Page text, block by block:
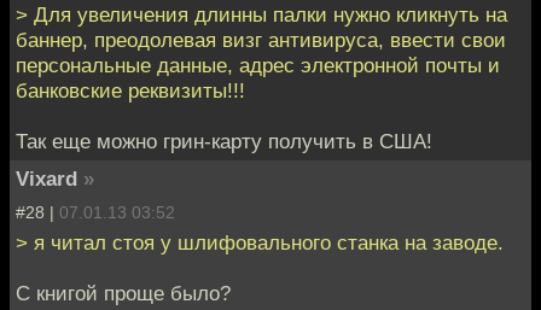
> Для увеличения длинны палки нужно кликнуть на
баннер, преодолевая визг антивируса, ввести свои
персональные данные, адрес электронной почты и
банковские реквизиты!!!
Так еще можно грин-карту получить в США!
Vixard »
#28 | 07.01.13 03:52
> я читал стоя у шлифовального станка на заводе.
С книгой проще было?